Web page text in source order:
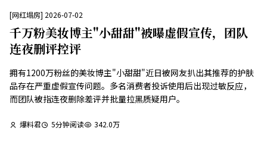
[网红塌房] 2026-07-02
千万粉美妆博主"小甜甜"被曝虚假宣传，团队
连夜删评控评
拥有1200万粉丝的美妆博主"小甜甜"近日被网友扒出其推荐的护肤
品存在严重虚假宣传问题。多名消费者投诉使用后出现过敏反应，
而团队被指连夜删除差评并批量拉黑质疑用户。
爆料君 5分钟阅读 342.0万